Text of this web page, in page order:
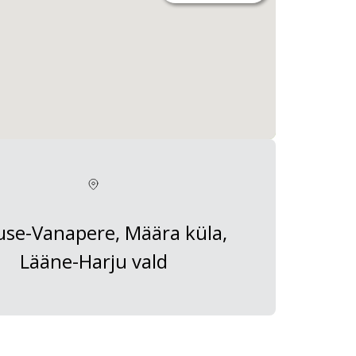
Vanapere, Määra küla,
Lääne-Harju vald